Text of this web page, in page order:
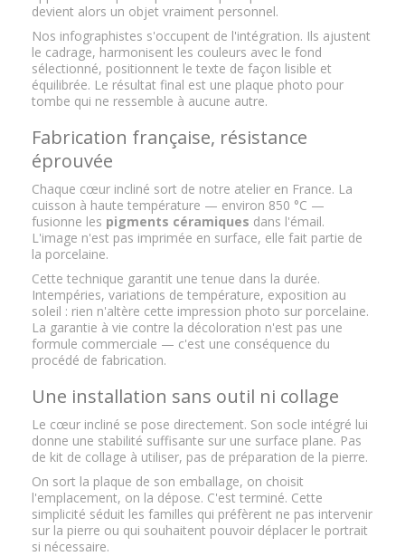
devient alors un objet vraiment personnel.
Nos infographistes s'occupent de l'intégration. Ils ajustent
le cadrage, harmonisent les couleurs avec le fond
sélectionné, positionnent le texte de façon lisible et
équilibrée. Le résultat final est une plaque photo pour
tombe qui ne ressemble à aucune autre.
Fabrication française, résistance
éprouvée
Chaque cœur incliné sort de notre atelier en France. La
cuisson à haute température — environ 850 °C —
fusionne les pigments céramiques dans l'émail.
L'image n'est pas imprimée en surface, elle fait partie de
la porcelaine.
Cette technique garantit une tenue dans la durée.
Intempéries, variations de température, exposition au
soleil : rien n'altère cette impression photo sur porcelaine.
La garantie à vie contre la décoloration n'est pas une
formule commerciale — c'est une conséquence du
procédé de fabrication.
Une installation sans outil ni collage
Le cœur incliné se pose directement. Son socle intégré lui
donne une stabilité suffisante sur une surface plane. Pas
de kit de collage à utiliser, pas de préparation de la pierre.
On sort la plaque de son emballage, on choisit
l'emplacement, on la dépose. C'est terminé. Cette
simplicité séduit les familles qui préfèrent ne pas intervenir
sur la pierre ou qui souhaitent pouvoir déplacer le portrait
si nécessaire.